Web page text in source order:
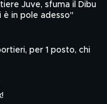
Juve, sfuma il Dibu
è in pole adesso"
per 1 posto, chi